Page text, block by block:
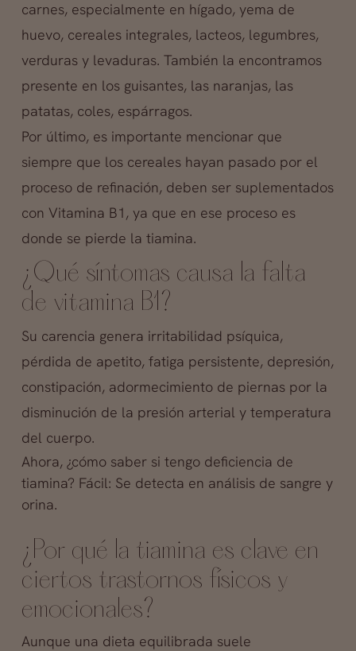
carnes, especialmente en hígado, yema de
huevo, cereales integrales, lacteos, legumbres,
verduras y levaduras. También la encontramos
presente en los guisantes, las naranjas, las
patatas, coles, espárragos.
Por último, es importante mencionar que
siempre que los cereales hayan pasado por el
proceso de refinación, deben ser suplementados
con Vitamina B1, ya que en ese proceso es
donde se pierde la tiamina.
¿Qué síntomas causa la falta
de vitamina B1?
Su carencia genera irritabilidad psíquica,
pérdida de apetito, fatiga persistente, depresión,
constipación, adormecimiento de piernas por la
disminución de la presión arterial y temperatura
del cuerpo.
Ahora, ¿cómo saber si tengo deficiencia de
tiamina? Fácil: Se detecta en análisis de sangre y
orina.
¿Por qué la tiamina es clave en
ciertos trastornos físicos y
emocionales?
Aunque una dieta equilibrada suele